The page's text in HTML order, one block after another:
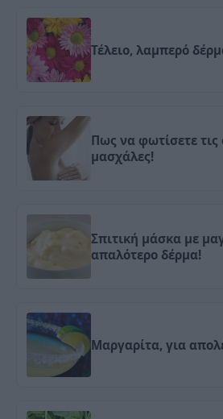
Τέλειο, λαμπερό
Πως να φωτίσετε τις
μασχάλες!
Σπιτική μάσκα με
απαλότερο δέρμα!
Μαργαρίτα, για